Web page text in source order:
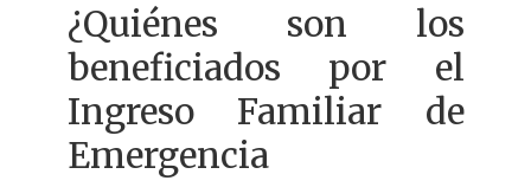
¿Quiénes son los
beneficiados por el
Ingreso Familiar de
Emergencia